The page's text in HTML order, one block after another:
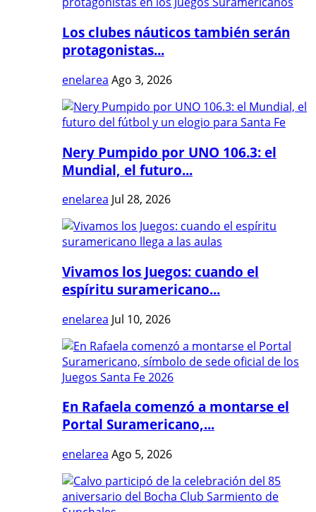
Los clubes náuticos también serán
protagonistas...
enelarea Ago 3, 2026
Nery Pumpido por UNO 106.3: el
Mundial, el futuro...
enelarea Jul 28, 2026
Vivamos los Juegos: cuando el
espíritu suramericano...
enelarea Jul 10, 2026
En Rafaela comenzó a montarse el
Portal Suramericano,...
enelarea Ago 5, 2026